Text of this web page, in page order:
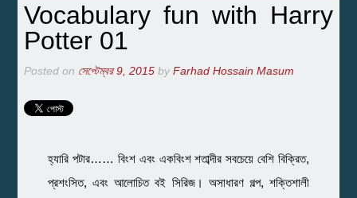
Vocabulary fun with Harry
Potter 01
Posted on সেপ্টেম্বর 9, 2015 byFarhad Hossain Masum
হ্যারি পটার…… বিংশ এবং একবিংশ শতাব্দীর সবচেয়ে বেশি বিক্রিত,
প্রশংসিত, এবং আলোচিত বই সিরিজ। অসাধারণ গল্প, শক্তিশালী